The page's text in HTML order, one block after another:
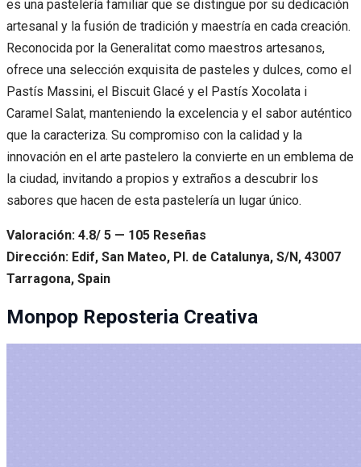
es una pastelería familiar que se distingue por su dedicación
artesanal y la fusión de tradición y maestría en cada creación.
Reconocida por la Generalitat como maestros artesanos,
ofrece una selección exquisita de pasteles y dulces, como el
Pastís Massini, el Biscuit Glacé y el Pastís Xocolata i
Caramel Salat, manteniendo la excelencia y el sabor auténtico
que la caracteriza. Su compromiso con la calidad y la
innovación en el arte pastelero la convierte en un emblema de
la ciudad, invitando a propios y extraños a descubrir los
sabores que hacen de esta pastelería un lugar único.
Valoración: 4.8/ 5 — 105 Reseñas
Dirección: Edif, San Mateo, Pl. de Catalunya, S/N, 43007
Tarragona, Spain
Monpop Reposteria Creativa